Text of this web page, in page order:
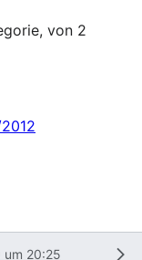
von 2
20:25